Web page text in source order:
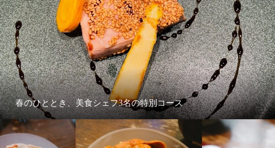
春のひととき、美食シェフ3名の特別コース